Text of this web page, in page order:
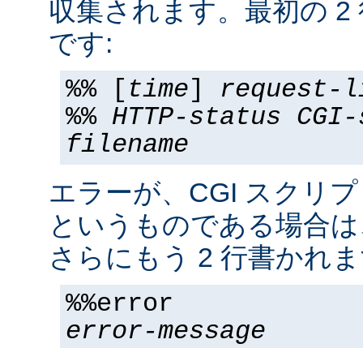
収集されます。最初の 2
です:
%% [ time] request-
%% HTTP-status
filename
エラーが、CGI スクリ
というものである場合
さらにもう 2 行書かれ
%%error
error-message